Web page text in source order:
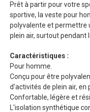
Prêt à partir pour votre
sportive, la veste pour
polyvalente et permettre
plein air, surtout pendant
Caractéristiques :
Pour homme.
Conçu pour être
d'activités de plein air, en
Confortable, légère et
L'isolation synthétique